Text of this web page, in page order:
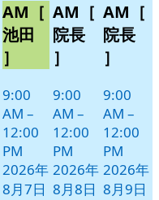
月
7
日
イ
ベ
ト)
AM［
池田
］
9:00
AM –
12:00
PM
2026年
8月7日
月
8
日
イ
ベ
AM［
院長
］
9:00
AM –
12:00
PM
2026年
8月8日
月
9
日
イ
ベ
AM［
院長
］
9:00
AM –
12:00
PM
2026年
8月9日